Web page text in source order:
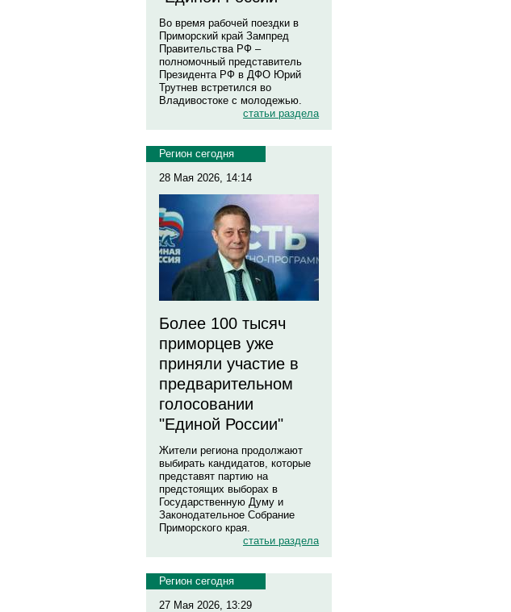
Во время рабочей поездки в
Приморский край Зампред
Правительства РФ –
полномочный представитель
Президента РФ в ДФО Юрий
Трутнев встретился во
Владивостоке с молодежью.
статьи раздела
Регион сегодня
28 Мая 2026, 14:14
Более 100 тысяч
приморцев уже
приняли участие в
предварительном
голосовании
"Единой России"
Жители региона продолжают
выбирать кандидатов, которые
представят партию на
предстоящих выборах в
Государственную Думу и
Законодательное Собрание
Приморского края.
статьи раздела
Регион сегодня
27 Мая 2026, 13:29